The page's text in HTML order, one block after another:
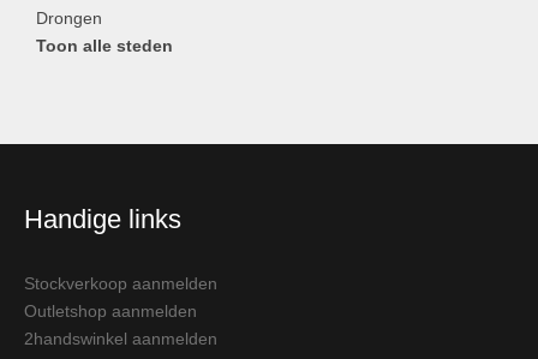
Drongen
Toon alle steden
Handige links
Stockverkoop aanmelden
Outletshop aanmelden
2handswinkel aanmelden